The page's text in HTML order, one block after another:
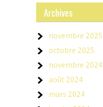
Archives
novembre 2025
octobre 2025
novembre 2024
août 2024
mars 2024